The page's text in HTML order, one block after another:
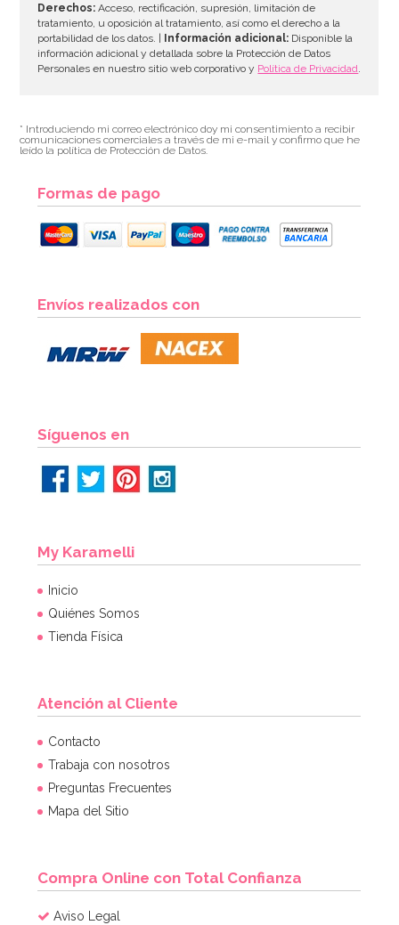
Derechos: Acceso, rectificación, supresión, limitación de
tratamiento, u oposición al tratamiento, así como el derecho a la
portabilidad de los datos. |
Información adicional: Disponible la
información adicional y detallada sobre la Protección de Datos
Personales en nuestro sitio web corporativo y Política de Privacidad.
* Introduciendo mi correo electrónico doy mi consentimiento a recibir
comunicaciones comerciales a través de mi e-mail y confirmo que he
leído la política de Protección de Datos.
Formas de pago
Envíos realizados con
Síguenos en
My Karamelli
Inicio
Quiénes Somos
Tienda Física
Atención al Cliente
Contacto
Trabaja con nosotros
Preguntas Frecuentes
Mapa del Sitio
Compra Online con Total Confianza
Aviso Legal